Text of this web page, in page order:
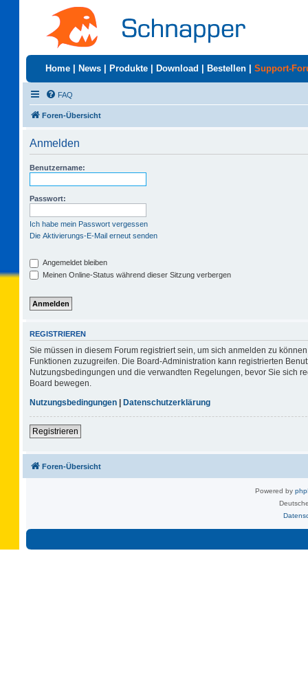
Home News Produkte Download Bestellen Support-
FAQ
Foren-Übersicht
Anmelden
Benutzername:
Passwort:
Ich habe mein Passwort vergessen
Die Aktivierungs-E-Mail erneut senden
Angemeldet bleiben
Meinen Online-Status während dieser Sitzung verbergen
REGISTRIEREN
Sie müssen in diesem Forum registriert sein, um sich anmelden zu
Funktionen zuzugreifen. Die Board-Administration kann registrierten
Nutzungsbedingungen und die verwandten Regelungen, bevor Sie sich
Board bewegen.
Nutzungsbedingungen | Datenschutzerklärung
Registrieren
Foren-Übersicht
Powered by